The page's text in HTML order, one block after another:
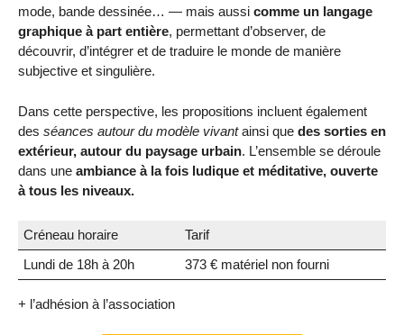
mode, bande dessinée… — mais aussi comme un langage
graphique à part entière, permettant d’observer, de
découvrir, d’intégrer et de traduire le monde de manière
subjective et singulière.
Dans cette perspective, les propositions incluent également
des séances autour du modèle vivantainsi que des sorties en
extérieur, autour du paysage urbain. L’ensemble se déroule
dans une ambiance à la fois ludique et méditative, ouverte
à tous les niveaux.
Créneau horaire
Tarif
Lundi de 18h à 20h
373 € matériel non fourni
+ l’adhésion à l’association